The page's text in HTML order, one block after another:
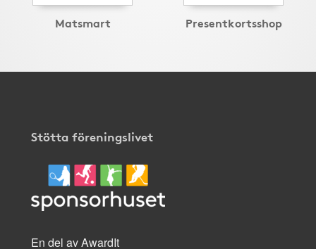
Matsmart Presentkortsshop
Stötta föreningslivet
En del av AwardIt